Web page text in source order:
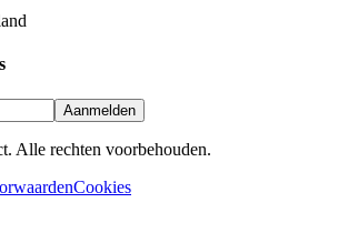
Aanmelden
. Alle rechten voorbehouden.
Cookies